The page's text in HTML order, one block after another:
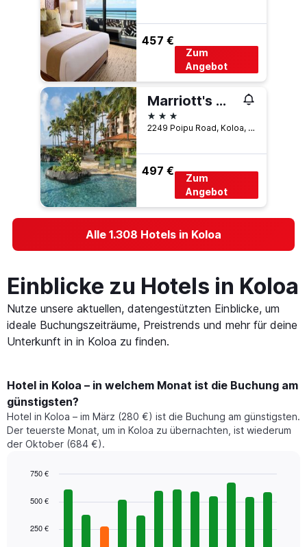
457 €
Zum
Angebot
Marriott's Waiohai Beach Club, A Marriott Vacation Club Resort
3 Sterne
2249 Poipu Road, Koloa, Kauaʻi, HI, USA
497 €
Zum
Angebot
Alle 1.308 Hotels in Koloa
Einblicke zu Hotels in Koloa
Nutze unsere aktuellen, datengestützten Einblicke, um
ideale Buchungszeiträume, Preistrends und mehr für deine
Unterkunft in in Koloa zu finden.
Hotel in Koloa – in welchem Monat ist die Buchung am
günstigsten?
Hotel in Koloa – im März (280 €) ist die Buchung am günstigsten.
Der teuerste Monat, um in Koloa zu übernachten, ist wiederum
der Oktober (684 €).
chart
bars.
graphic.
250 €
500 €
750 €